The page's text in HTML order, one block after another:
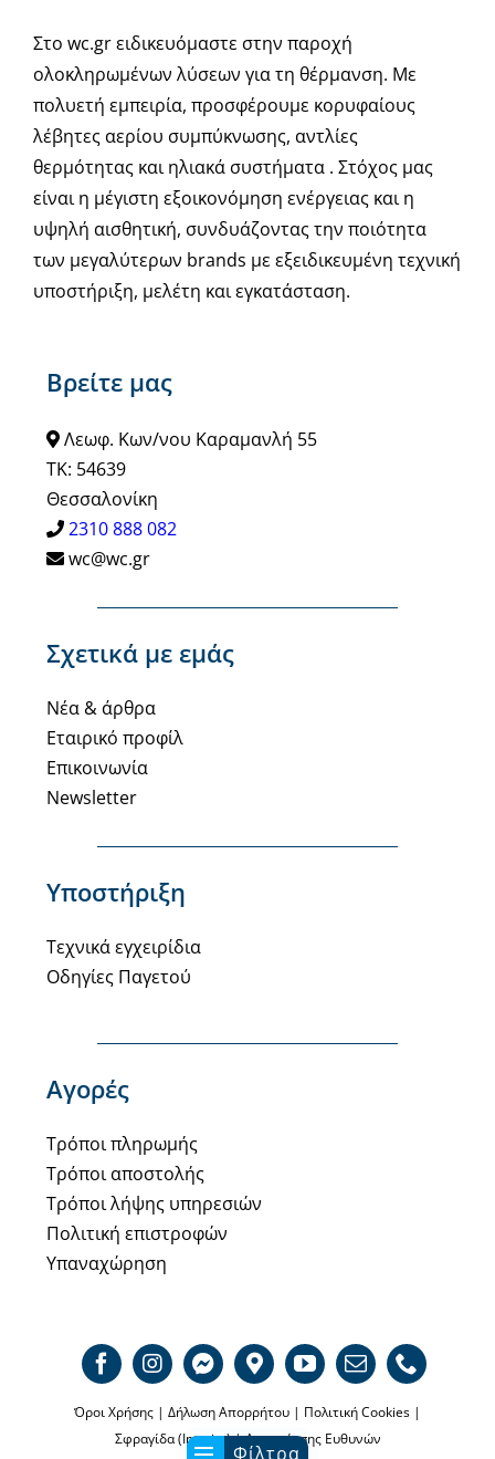
Φίλτρα
Βρείτε μας
Λεωφ. Κων/νου Καραμανλή 55
ΤΚ: 54639
Θεσσαλονίκη
2310 888 082
wc@wc.gr
Σχετικά με εμάς
Νέα & άρθρα
Εταιρικό προφίλ
Επικοινωνία
Newsletter
Υποστήριξη
Τεχνικά εγχειρίδια
Οδηγίες Παγετού
Αγορές
Τρόποι πληρωμής
Τρόποι αποστολής
Τρόποι λήψης υπηρεσιών
Πολιτική επιστροφών
Υπαναχώρηση
Στο wc.gr ειδικευόμαστε στην παροχή
ολοκληρωμένων λύσεων για τη θέρμανση. Με
πολυετή εμπειρία, προσφέρουμε κορυφαίους
λέβητες αερίου συμπύκνωσης, αντλίες
θερμότητας και ηλιακά συστήματα . Στόχος μας
είναι η μέγιστη εξοικονόμηση ενέργειας και η
υψηλή αισθητική, συνδυάζοντας την ποιότητα
των μεγαλύτερων brands με εξειδικευμένη τεχνική
υποστήριξη, μελέτη και εγκατάσταση.
Όροι Χρήσης | Δήλωση Απορρήτου | Πολιτική Cookies |
Σφραγίδα (Imprint)|Αποποίησης Ευθυνών